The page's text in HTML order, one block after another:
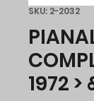
SKU: 2-2032
1972 >